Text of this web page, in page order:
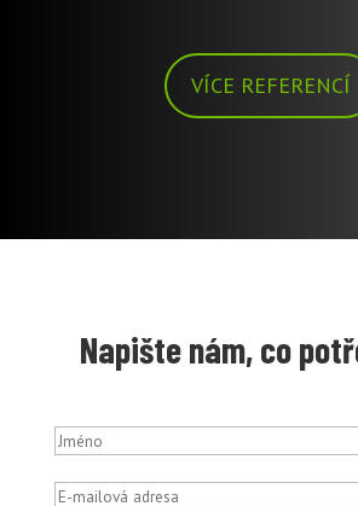
VÍCE REFERENCÍ
Napište nám, co